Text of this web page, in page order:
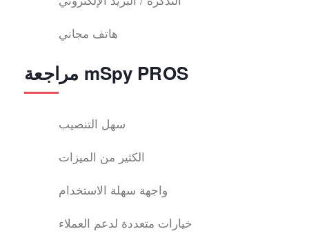
هاتف مجاني
مراجعة mSpy PROS
سهل التنصيب
الكثير من الميزات
واجهة سهلة الاستخدام
خيارات متعددة لدعم العملاء